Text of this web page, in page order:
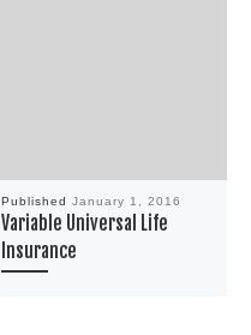
PublishedJanuary 1, 2016
Variable Universal Life
Insurance